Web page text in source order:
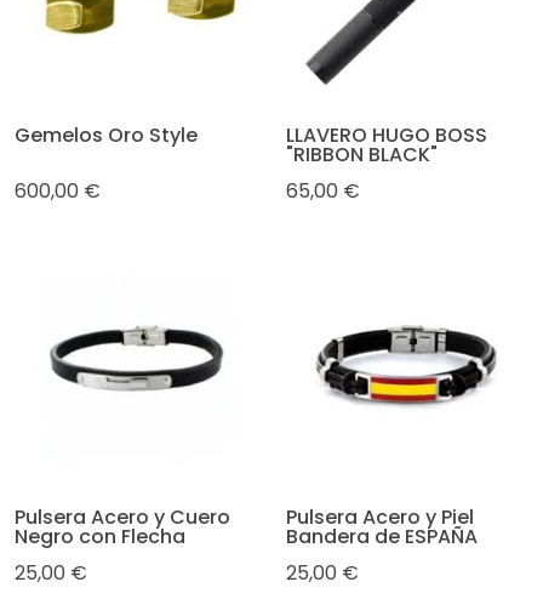
Gemelos Oro Style
600,00 €
LLAVERO HUGO BOSS
"RIBBON BLACK"
65,00 €
Pulsera Acero y Cuero
Negro con Flecha
25,00 €
Pulsera Acero y Piel
Bandera de ESPAÑA
25,00 €